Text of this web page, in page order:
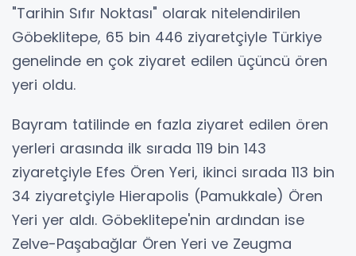
"Tarihin Sıfır Noktası" olarak nitelendirilen
Göbeklitepe, 65 bin 446 ziyaretçiyle Türkiye
genelinde en çok ziyaret edilen üçüncü ören
yeri oldu.
Bayram tatilinde en fazla ziyaret edilen ören
yerleri arasında ilk sırada 119 bin 143
ziyaretçiyle Efes Ören Yeri, ikinci sırada 113 bin
34 ziyaretçiyle Hierapolis (Pamukkale) Ören
Yeri yer aldı. Göbeklitepe'nin ardından ise
Zelve-Paşabağlar Ören Yeri ve Zeugma